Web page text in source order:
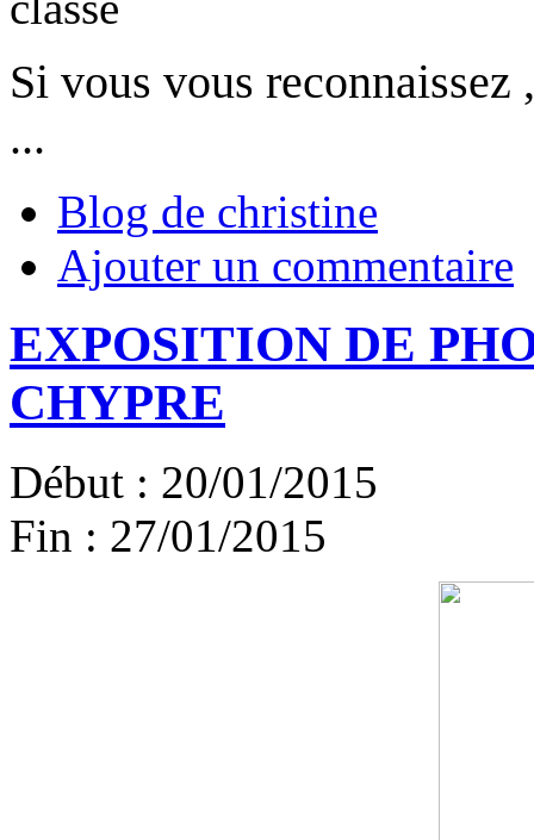
Si vous vous reconnaissez
...
Blog de christine
Ajouter un commentaire
EXPOSITION DE
CHYPRE
Début : 20/01/2015
Fin : 27/01/2015